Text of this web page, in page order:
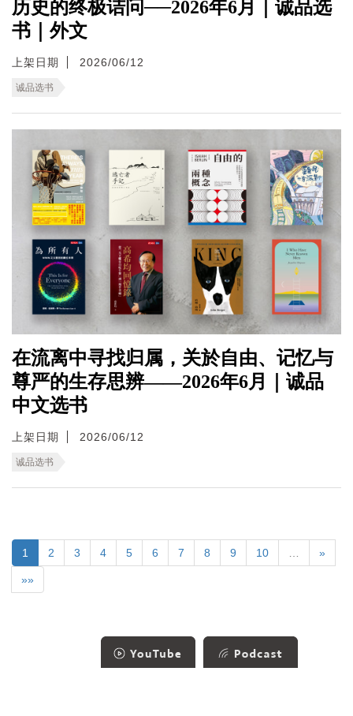
历史的终极诘问──2026年6月｜诚品选
书｜外文
上架日期 2026/06/12
诚品选书
在流离中寻找归属，关於自由、记忆与
尊严的生存思辨——2026年6月｜诚品
中文选书
上架日期 2026/06/12
诚品选书
1 2 3 4 5 6 7 8 9 10 »
»»